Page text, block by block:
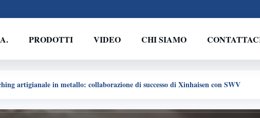
PRODOTTI VIDEO CHI SIAMO
artigianale in metallo: collaborazione di successo di Xinhaisen con SWV